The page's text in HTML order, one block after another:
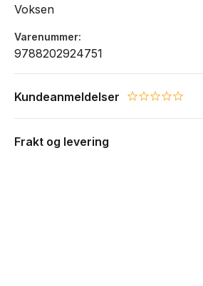
Voksen
Varenummer
9788202924751
Kundeanmeldelser 0.0 star rating
Frakt og levering